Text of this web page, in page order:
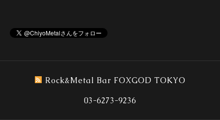
Rock&Metal Bar FOXGOD TOKYO
03-6273-9236